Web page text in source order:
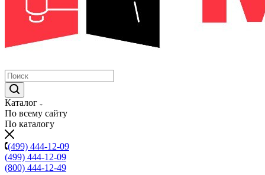
Каталог
По всему сайту
По каталогу
(499) 444-12-09
(499) 444-12-09
(800) 444-12-49